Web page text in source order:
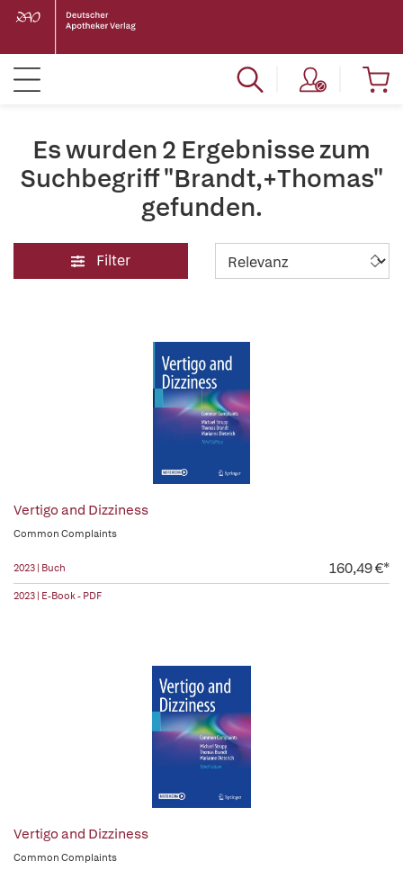
Es wurden 2 Ergebnisse zum
Suchbegriff "Brandt,+Thomas"
gefunden.
Filter
Vertigo and Dizziness
Common Complaints
2023 | Buch 160,49 €*
2023 | E-Book - PDF
Vertigo and Dizziness
Common Complaints